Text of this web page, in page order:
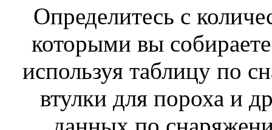
Определитесь с
которыми вы
используя таблицу по
втулки для пороха и